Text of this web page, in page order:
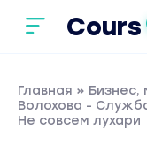
Cours
Главная »
Волохова -
Не совсем лухари